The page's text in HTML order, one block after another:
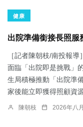
健康
出院準備銜接長照服
［記者陳朝枝/南投報
面臨「出院即是挑戰」
生局積極推動「出院準
家後能立即獲得照顧資
陳朝枝 2026年八